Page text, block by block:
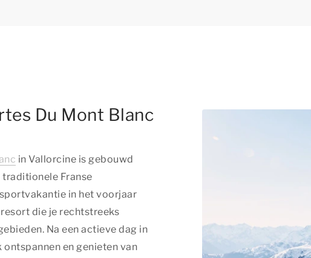
Du Mont Blanc
in Vallorcine is gebouwd
Franse
in het voorjaar
die je rechtstreeks
Na een actieve dag in
en genieten van